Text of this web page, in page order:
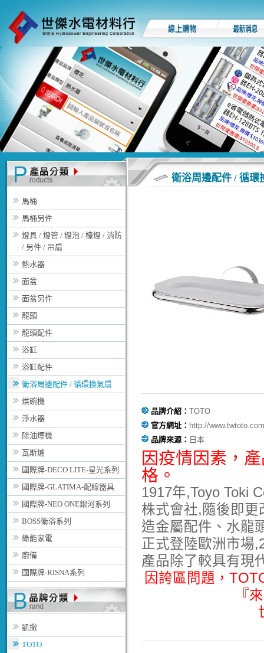
馬桶
馬桶另件
燈具 / 燈管 / 燈泡 / 檯燈 / 消防
/ 另件 / 吊扇
熱水器
面盆
面盆另件
龍頭
龍頭配件
浴缸
浴缸配件
衛浴周邊配件 / 循環換氣扇
烘碗機
淨水器
除油煙機
瓦斯爐
國際牌-DECO LITE-星光系列
國際牌-GLATIMA-配線器具
國際牌-NEO ONE銀河系列
BOSS衛浴系列
綠能家電
廚備
國際牌-RISNA系列
凱撒
TOTO
衛浴周邊配件 / 循環
品牌介紹： TOTO
官方網址： http://
品牌來源： 日本
因疫情因素，
格。
1917年,Toyo Toki
株式會社,隨後即
造金屬配件、水龍
正式登陸歐洲市場
產品除了較具有現
因誇區問題，
『